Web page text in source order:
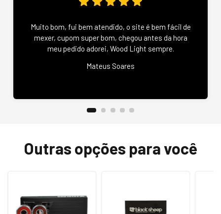
Muito bom, fui bem atendido, o site é bem fácil de
mexer, cupom super bom, chegou antes da hora
meu pedido adorei, Wood Light sempre.
Mateus Soares
Outras opções para você